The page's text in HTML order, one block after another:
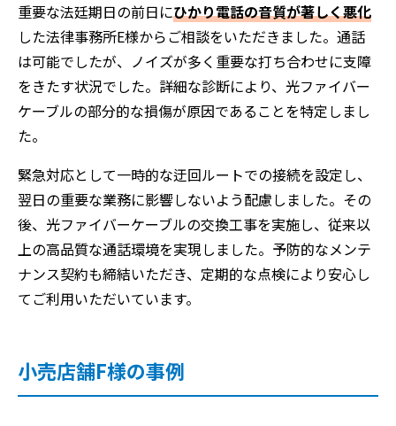
重要な法廷期日の前日にひかり電話の音質が著しく悪化
した法律事務所E様からご相談をいただきました。通話
は可能でしたが、ノイズが多く重要な打ち合わせに支障
をきたす状況でした。詳細な診断により、光ファイバー
ケーブルの部分的な損傷が原因であることを特定しまし
た。
緊急対応として一時的な迂回ルートでの接続を設定し、
翌日の重要な業務に影響しないよう配慮しました。その
後、光ファイバーケーブルの交換工事を実施し、従来以
上の高品質な通話環境を実現しました。予防的なメンテ
ナンス契約も締結いただき、定期的な点検により安心し
てご利用いただいています。
小売店舗F様の事例